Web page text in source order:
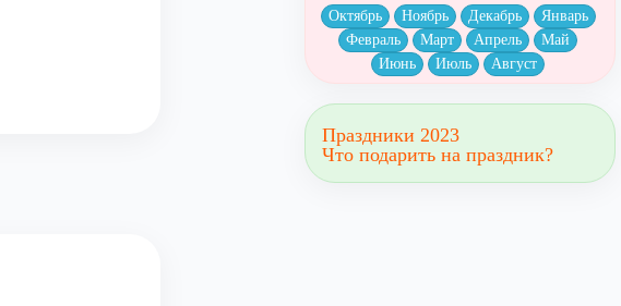
Октябрь Ноябрь Декабрь
Январь
Февраль
Март Апрель
Май
Июнь
Июль Август
Праздники 2023
Что подарить на праздник?